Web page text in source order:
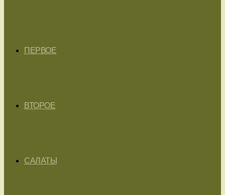
ПЕРВОЕ
ВТОРОЕ
САЛАТЫ